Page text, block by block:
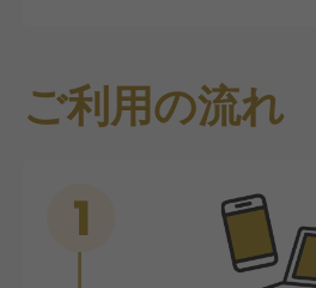
ご利用の流れ